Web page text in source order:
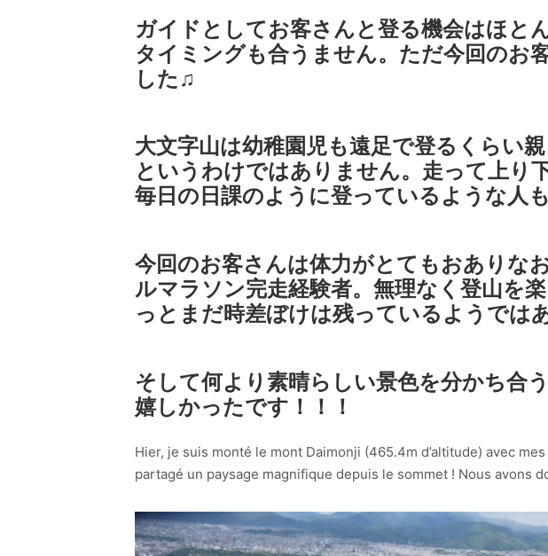
ガイドとしてお客さんと登る機会はほと
タイミングも合うません。ただ今回のお
した♫
大文字山は幼稚園児も遠足で登るくらい
というわけではありません。走って上り
毎日の日課のように登っているような人
今回のお客さんは体力がとてもおありな
ルマラソン完走経験者。無理なく登山を
っとまだ時差ぼけは残っているようでは
そして何より素晴らしい景色を分かち合
嬉しかったです！！！
Hier, je suis monté le mont Daimonji (465.4m d’altitude) avec
partagé un paysage magnifique depuis le sommet ! Nous avons